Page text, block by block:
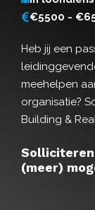
€5500 -
Heb jij een
meehelpen
organisatie?
Building &
Solliciteren
(meer)